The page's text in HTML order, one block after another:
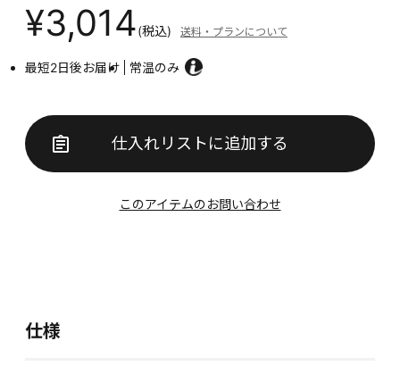
¥3,014(税込) 送料・プランについて
最短2日後お届け 常温のみ
仕入れリストに追加する
このアイテムのお問い合わせ
仕様